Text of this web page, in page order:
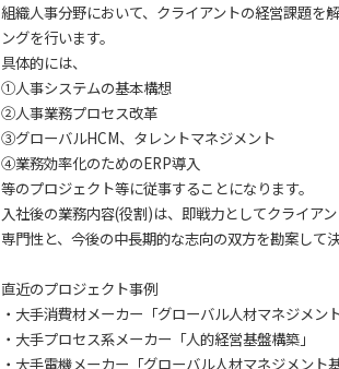
組織人事分野において、クライアントの経営課題を
ングを行います。
具体的には、
①人事システムの基本構想
②人事業務プロセス改革
③グローバルHCM、タレントマネジメント
④業務効率化のためのERP導入
等のプロジェクト等に従事することになります。
入社後の業務内容(役割)は、即戦力としてクライア
専門性と、今後の中長期的な志向の双方を勘案して決
直近のプロジェクト事例
・大手消費材メーカー「グローバル人材マネジメン
・大手プロセス系メーカー「人的経営基盤構築」
・大手電機メーカー「グローバル人材マネジメント